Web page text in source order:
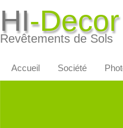
HI-
Revêtements de Sols
Accueil Société